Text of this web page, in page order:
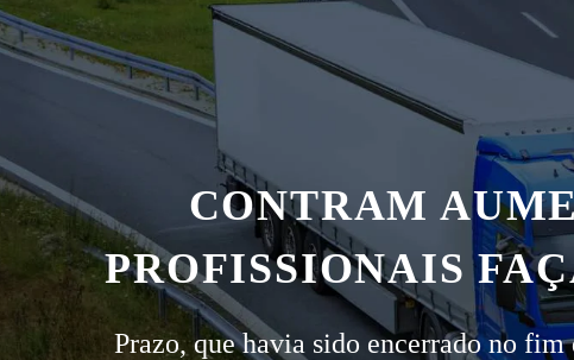
CONTRAM
PROFISSIONAIS
Prazo, que havia sido encerrado no